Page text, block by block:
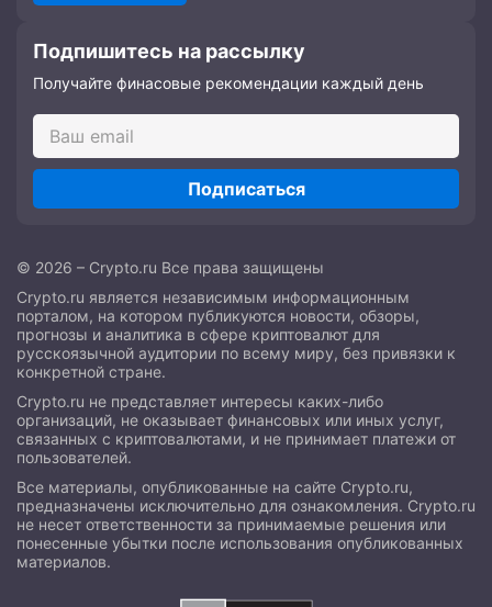
Подпишитесь на рассылку
Получайте финасовые рекомендации каждый день
Подписаться
© 2026 – Crypto.ru Все права защищены
Crypto.ru является независимым информационным
порталом, на котором публикуются новости, обзоры,
прогнозы и аналитика в сфере криптовалют для
русскоязычной аудитории по всему миру, без привязки к
конкретной стране.
Crypto.ru не представляет интересы каких-либо
организаций, не оказывает финансовых или иных услуг,
связанных с криптовалютами, и не принимает платежи от
пользователей.
Все материалы, опубликованные на сайте Crypto.ru,
предназначены исключительно для ознакомления. Crypto.ru
не несет ответственности за принимаемые решения или
понесенные убытки после использования опубликованных
материалов.